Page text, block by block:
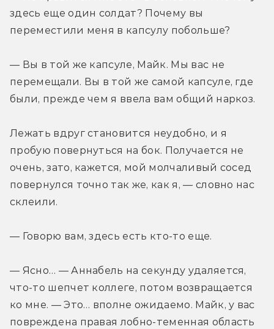
здесь еще один солдат? Почему вы
переместили меня в капсулу побольше?
— Вы в той же капсуле, Майк. Мы вас не
перемещали. Вы в той же самой капсуле, где
были, прежде чем я ввела вам общий наркоз.
Лежать вдруг становится неудобно, и я
пробую повернуться на бок. Получается не
очень, зато, кажется, мой молчаливый сосед
повернулся точно так же, как я, — словно нас
склеили.
— Говорю вам, здесь есть кто-то еще.
— Ясно… — Аннабель на секунду удаляется,
что-то шепчет коллеге, потом возвращается
ко мне. — Это… вполне ожидаемо. Майк, у вас
повреждена правая лобно-теменная область